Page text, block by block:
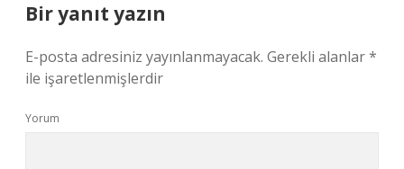
Bir yanıt yazın
E-posta adresiniz yayınlanmayacak. Gerekli alanlar*
ile işaretlenmişlerdir
Yorum